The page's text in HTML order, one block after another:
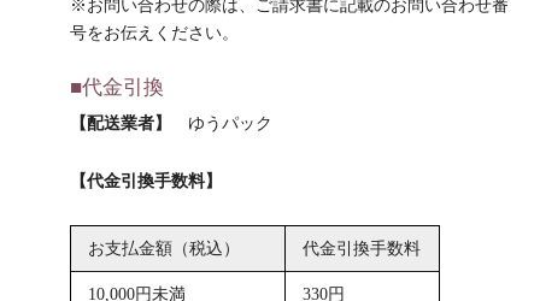
※お問い合わせの際は、ご請求書に記載のお問い合わせ番
号をお伝えください。
■代金引換
【配送業者】 ゆうパック
【代金引換手数料】
お支払金額（税込） 代金引換手数料
10,000円未満 330円